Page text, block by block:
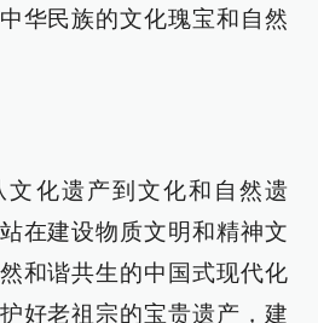
华民族的文化瑰宝和自然
文化遗产到文化和自然遗
在建设物质文明和精神文
和谐共生的中国式现代化
好老祖宗的宝贵遗产，建